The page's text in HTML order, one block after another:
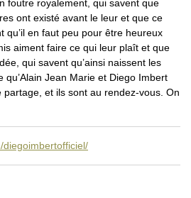
foutre royalement, qui savent que
ont existé avant le leur et que ce
qu’il en faut peu pour être heureux
aiment faire ce qui leur plaît et que
qui savent qu’ainsi naissent les
qu’Alain Jean Marie et Diego Imbert
partage, et ils sont au rendez-vous. On
diegoimbertofficiel/